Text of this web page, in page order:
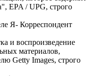
EPA / UPG, строго
Я- Корреспондент
и воспроизведение
материалов,
Getty Images, строго